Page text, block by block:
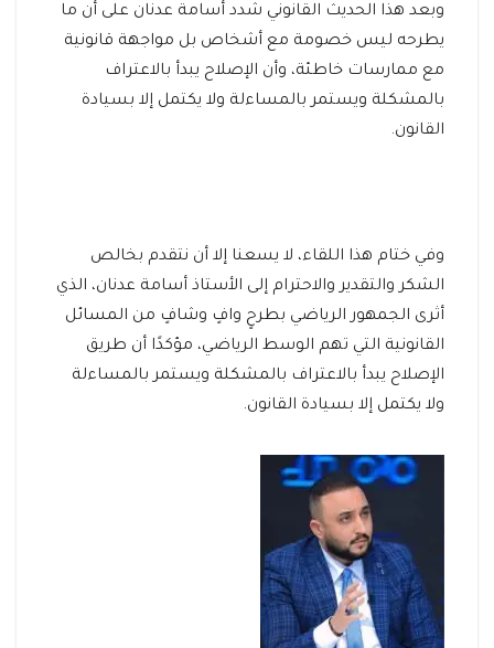
وبعد هذا الحديث القانوني شدد أسامة عدنان على أن ما
يطرحه ليس خصومة مع أشخاص بل مواجهة قانونية
مع ممارسات خاطئة، وأن الإصلاح يبدأ بالاعتراف
بالمشكلة ويستمر بالمساءلة ولا يكتمل إلا بسيادة
القانون.
وفي ختام هذا اللقاء، لا يسعنا إلا أن نتقدم بخالص
الشكر والتقدير والاحترام إلى الأستاذ أسامة عدنان، الذي
أثرى الجمهور الرياضي بطرحٍ وافٍ وشافٍ من المسائل
القانونية التي تهم الوسط الرياضي، مؤكدًا أن طريق
الإصلاح يبدأ بالاعتراف بالمشكلة ويستمر بالمساءلة
ولا يكتمل إلا بسيادة القانون.